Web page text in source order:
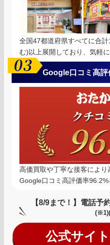
全国47都道府県すべてに合
む)以上展開しており、気軽
Google口コミ高評
高価買取や丁寧な接客により
Google口コミ高評価率96.2%
【8/9まで！】電話予
公式サイト